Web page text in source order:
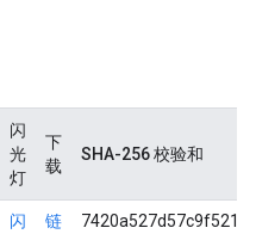
闪
光
灯
下
载
SHA-256 校验和
闪
链